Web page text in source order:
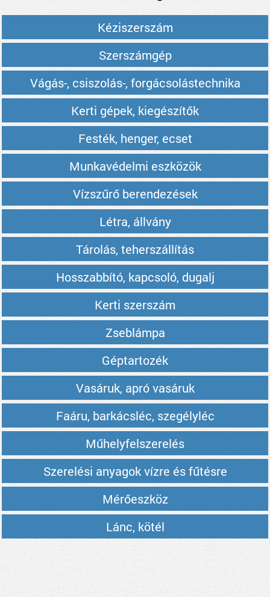
Kéziszerszám
Szerszámgép
Vágás-, csiszolás-, forgácsolástechnika
Kerti gépek, kiegészítők
Festék, henger, ecset
Munkavédelmi eszközök
Vízszűrő berendezések
Létra, állvány
Tárolás, teherszállítás
Hosszabbító, kapcsoló, dugalj
Kerti szerszám
Zseblámpa
Géptartozék
Vasáruk, apró vasáruk
Faáru, barkácsléc, szegélyléc
Műhelyfelszerelés
Szerelési anyagok vízre és fűtésre
Mérőeszköz
Lánc, kötél